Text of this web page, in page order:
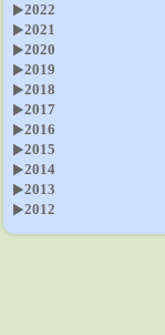
2022
2021
2020
2019
2018
2017
2016
2015
2014
2013
2012